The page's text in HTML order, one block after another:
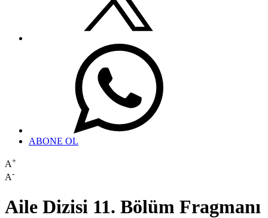
ABONE OL
A+
A-
Aile Dizisi 11. Bölüm Fragmanı